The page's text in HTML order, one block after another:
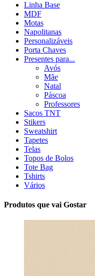
Linha Base
MDF
Motas
Napolitanas
Personalizáveis
Porta Chaves
Presentes para...
Avós
Mãe
Natal
Páscoa
Professores
Sacos TNT
Stikers
Sweatshirt
Tapetes
Telas
Topos de Bolos
Tote Bag
Tshirts
Vários
Produtos que vai Gostar